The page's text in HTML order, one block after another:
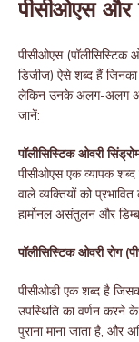
पीसीओएस और
पीसीओएस (पॉलीसिस्टिक
डिजीज) ऐसे शब्द हैं
लेकिन उनके अलग-अलग
जानें:
पॉलीसिस्टिक ओवरी
पीसीओएस एक व्यापक शब्द
वाले व्यक्तियों को
हार्मोनल असंतुलन और
पॉलीसिस्टिक ओवरी रोग
पीसीओडी एक शब्द है
उपस्थिति का वर्णन करने
पुराना माना जाता है,